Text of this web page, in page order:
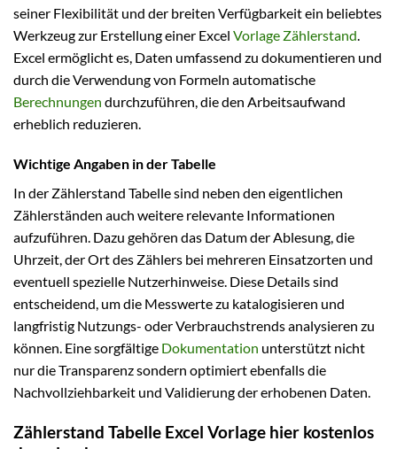
seiner Flexibilität und der breiten Verfügbarkeit ein beliebtes
Werkzeug zur Erstellung einer Excel Vorlage Zählerstand
Excel ermöglicht es, Daten umfassend zu dokumentieren und
durch die Verwendung von Formeln automatische
Berechnungen durchzuführen, die den Arbeitsaufwand
erheblich reduzieren.
Wichtige Angaben in der Tabelle
In der Zählerstand Tabelle sind neben den eigentlichen
Zählerständen auch weitere relevante Informationen
aufzuführen. Dazu gehören das Datum der Ablesung, die
Uhrzeit, der Ort des Zählers bei mehreren Einsatzorten und
eventuell spezielle Nutzerhinweise. Diese Details sind
entscheidend, um die Messwerte zu katalogisieren und
langfristig Nutzungs- oder Verbrauchstrends analysieren zu
können. Eine sorgfältige Dokumentation unterstützt nicht
nur die Transparenz sondern optimiert ebenfalls die
Nachvollziehbarkeit und Validierung der erhobenen Daten.
Zählerstand Tabelle Excel Vorlage hier kostenlos